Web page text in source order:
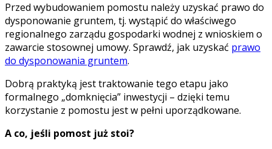
Przed wybudowaniem pomostu należy uzyskać prawo do
dysponowanie gruntem, tj. wystąpić do właściwego
regionalnego zarządu gospodarki wodnej z wnioskiem o
zawarcie stosownej umowy. Sprawdź, jak uzyskać prawo
do dysponowania gruntem.
Dobrą praktyką jest traktowanie tego etapu jako
formalnego „domknięcia” inwestycji – dzięki temu
korzystanie z pomostu jest w pełni uporządkowane.
A co, jeśli pomost już stoi?